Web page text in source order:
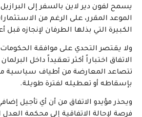
يسمح لفون دير لاين بالسفر إلى
الموعد المقرر، على الرغم من
الكبيرة التي بذلها الطرفان لإنجازه قبل
ولا يقتصر التحدي على موافقة
الاتفاق اختباراً أكثر تعقيداً داخل
تتصاعد المعارضة من أطياف سياسية
بإسقاطه أو تعطيله لفترة طويلة.
ويحذر مؤيدو الاتفاق من أن أي تأجيل
فرصة لإحالة الاتفاقية إلى محكمة العدل